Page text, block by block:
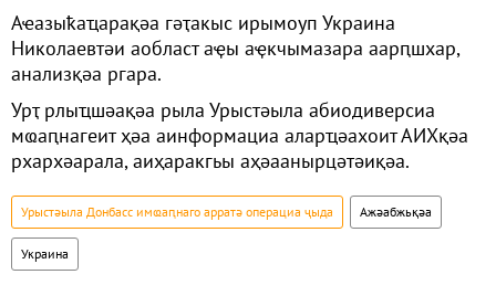
Аҽазыҟаҵарақәа гәҭакыс ирымоуп Украина
Николаевтәи аобласт аҿы аҿкчымазара аарԥшхар,
анализқәа ргара.
Урҭ рлыҵшәақәа рыла Урыстәыла абиодиверсиа
мҩаԥнагеит ҳәа аинформациа аларҵәахоит АИХқәа
рхархәарала, аиҳаракгьы аҳәаанырцәтәиқәа.
Урыстәыла Донбасс имҩаԥнаго арратә операциа ҷыда Ажәабжьқәа
Украина